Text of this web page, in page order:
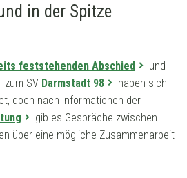
in der Spitze
feststehenden Abschied
und
zum SV Darmstadt 98
haben sich
doch nach Informationen der
gib es Gespräche zwischen
über eine mögliche Zusammenarbeit